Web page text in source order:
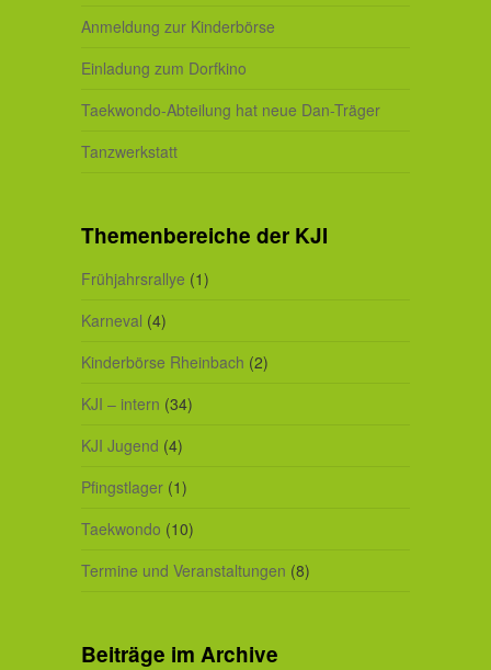
Anmeldung zur Kinderbörse
Einladung zum Dorfkino
Taekwondo-Abteilung hat neue Dan-Träger
Tanzwerkstatt
Themenbereiche der KJI
Frühjahrsrallye (1)
Karneval (4)
Kinderbörse Rheinbach (2)
KJI – intern (34)
KJI Jugend (4)
Pfingstlager(1)
Taekwondo (10)
Termine und Veranstaltungen (8)
Beiträge im Archive